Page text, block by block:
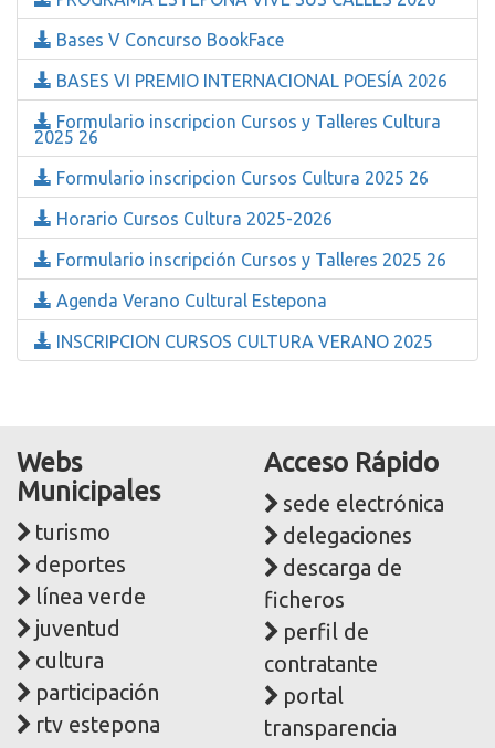
Bases V Concurso BookFace
BASES VI PREMIO INTERNACIONAL POESÍA 2026
Formulario inscripcion Cursos y Talleres Cultura
2025 26
Formulario inscripcion Cursos Cultura 2025 26
Horario Cursos Cultura 2025-2026
Formulario inscripción Cursos y Talleres 2025 26
Agenda Verano Cultural Estepona
INSCRIPCION CURSOS CULTURA VERANO 2025
Webs
Municipales
turismo
deportes
línea verde
juventud
cultura
participación
rtv estepona
Acceso Rápido
sede electrónica
delegaciones
descarga de
ficheros
perfil de
contratante
portal
transparencia